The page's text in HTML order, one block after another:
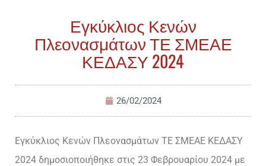
Εγκύκλιος Κενών
Πλεονασμάτων ΤΕ ΣΜΕΑΕ
ΚΕΔΑΣΥ 2024
26/02/2024
Εγκύκλιος Κενών Πλεονασμάτων ΤΕ ΣΜΕΑΕ ΚΕΔΑΣΥ
2024 δημοσιοποιήθηκε στις 23 Φεβρουαρίου 2024 με